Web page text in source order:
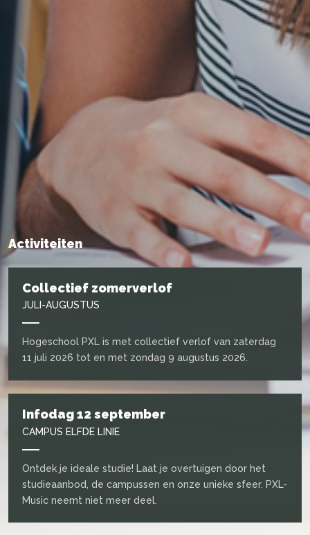
Activiteiten
Collectief zomerverlof
JULI-AUGUSTUS
Hogeschool PXL is met collectief verlof van zaterdag
11 juli 2026 tot en met zondag 9 augustus 2026.
Infodag 12 september
CAMPUS ELFDE LINIE
Ontdek je ideale studie! Laat je overtuigen door het
studieaanbod, de campussen en onze unieke sfeer. PXL-
Music neemt niet meer deel.